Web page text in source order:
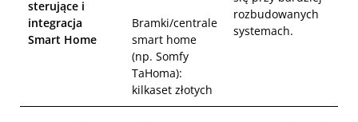
sterujące i
integracja
Smart Home
Bramki/centrale
smart home
(np. Somfy
TaHoma):
kilkaset złotych
rozbudowanych
systemach.